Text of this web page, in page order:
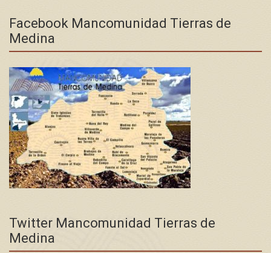
Facebook Mancomunidad Tierras de
Medina
Twitter Mancomunidad Tierras de
Medina